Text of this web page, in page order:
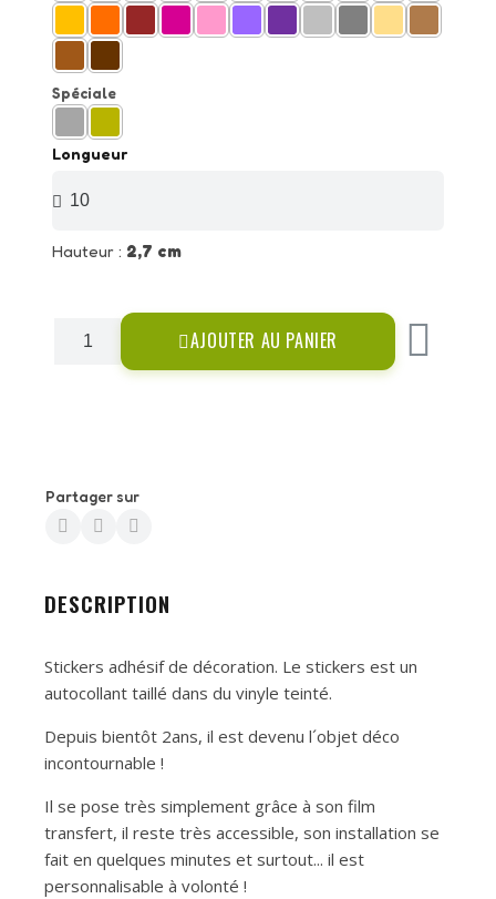
Spéciale
Longueur
Hauteur : 2,7 cm
AJOUTER AU PANIER
Partager sur
DESCRIPTION
Stickers adhésif de décoration. Le stickers est un
autocollant taillé dans du vinyle teinté.
Depuis bientôt 2ans, il est devenu l´objet déco
incontournable !
Il se pose très simplement grâce à son film
transfert, il reste très accessible, son installation se
fait en quelques minutes et surtout... il est
personnalisable à volonté !